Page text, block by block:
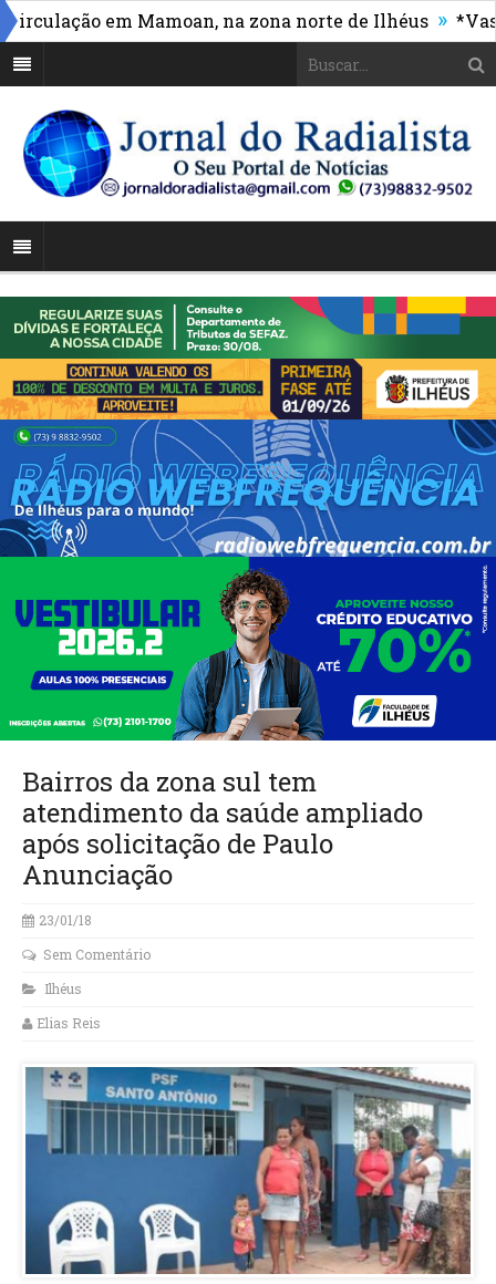
em Mamoan, na zona norte de Ilhéus » *Vasco
Bairros da zona sul tem
atendimento da saúde ampliado
após solicitação de Paulo
Anunciação
23/01/18
Sem Comentário
Ilhéus
Elias Reis